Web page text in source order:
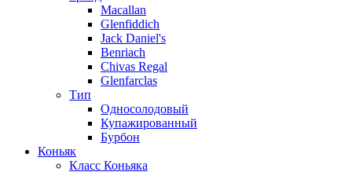
Macallan
Glenfiddich
Jack Daniel's
Benriach
Chivas Regal
Glenfarclas
Тип
Односолодовый
Купажированный
Бурбон
Коньяк
Класс Коньяка